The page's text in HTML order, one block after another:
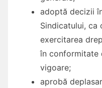
adoptă decizii
Sindicatului, ca
exercitarea
în conformitate
vigoare;
aprobă